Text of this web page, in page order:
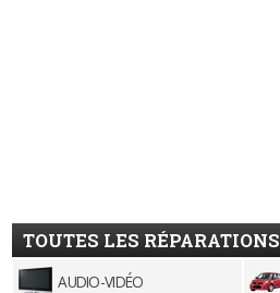
TOUTES LES RÉPARATIONS
AUDIO-VIDÉO